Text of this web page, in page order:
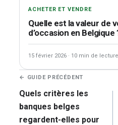
ACHETER ET VENDRE
Quelle est la valeur de
d’occasion en Belgique
15 février 2026 · 10 min de lecture
Navigation
de
l’article
← GUIDE PRÉCÉDENT
Quels critères les
banques belges
regardent-elles pour